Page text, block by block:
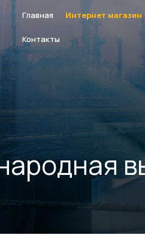
Главная Интернет магазин
Контакты